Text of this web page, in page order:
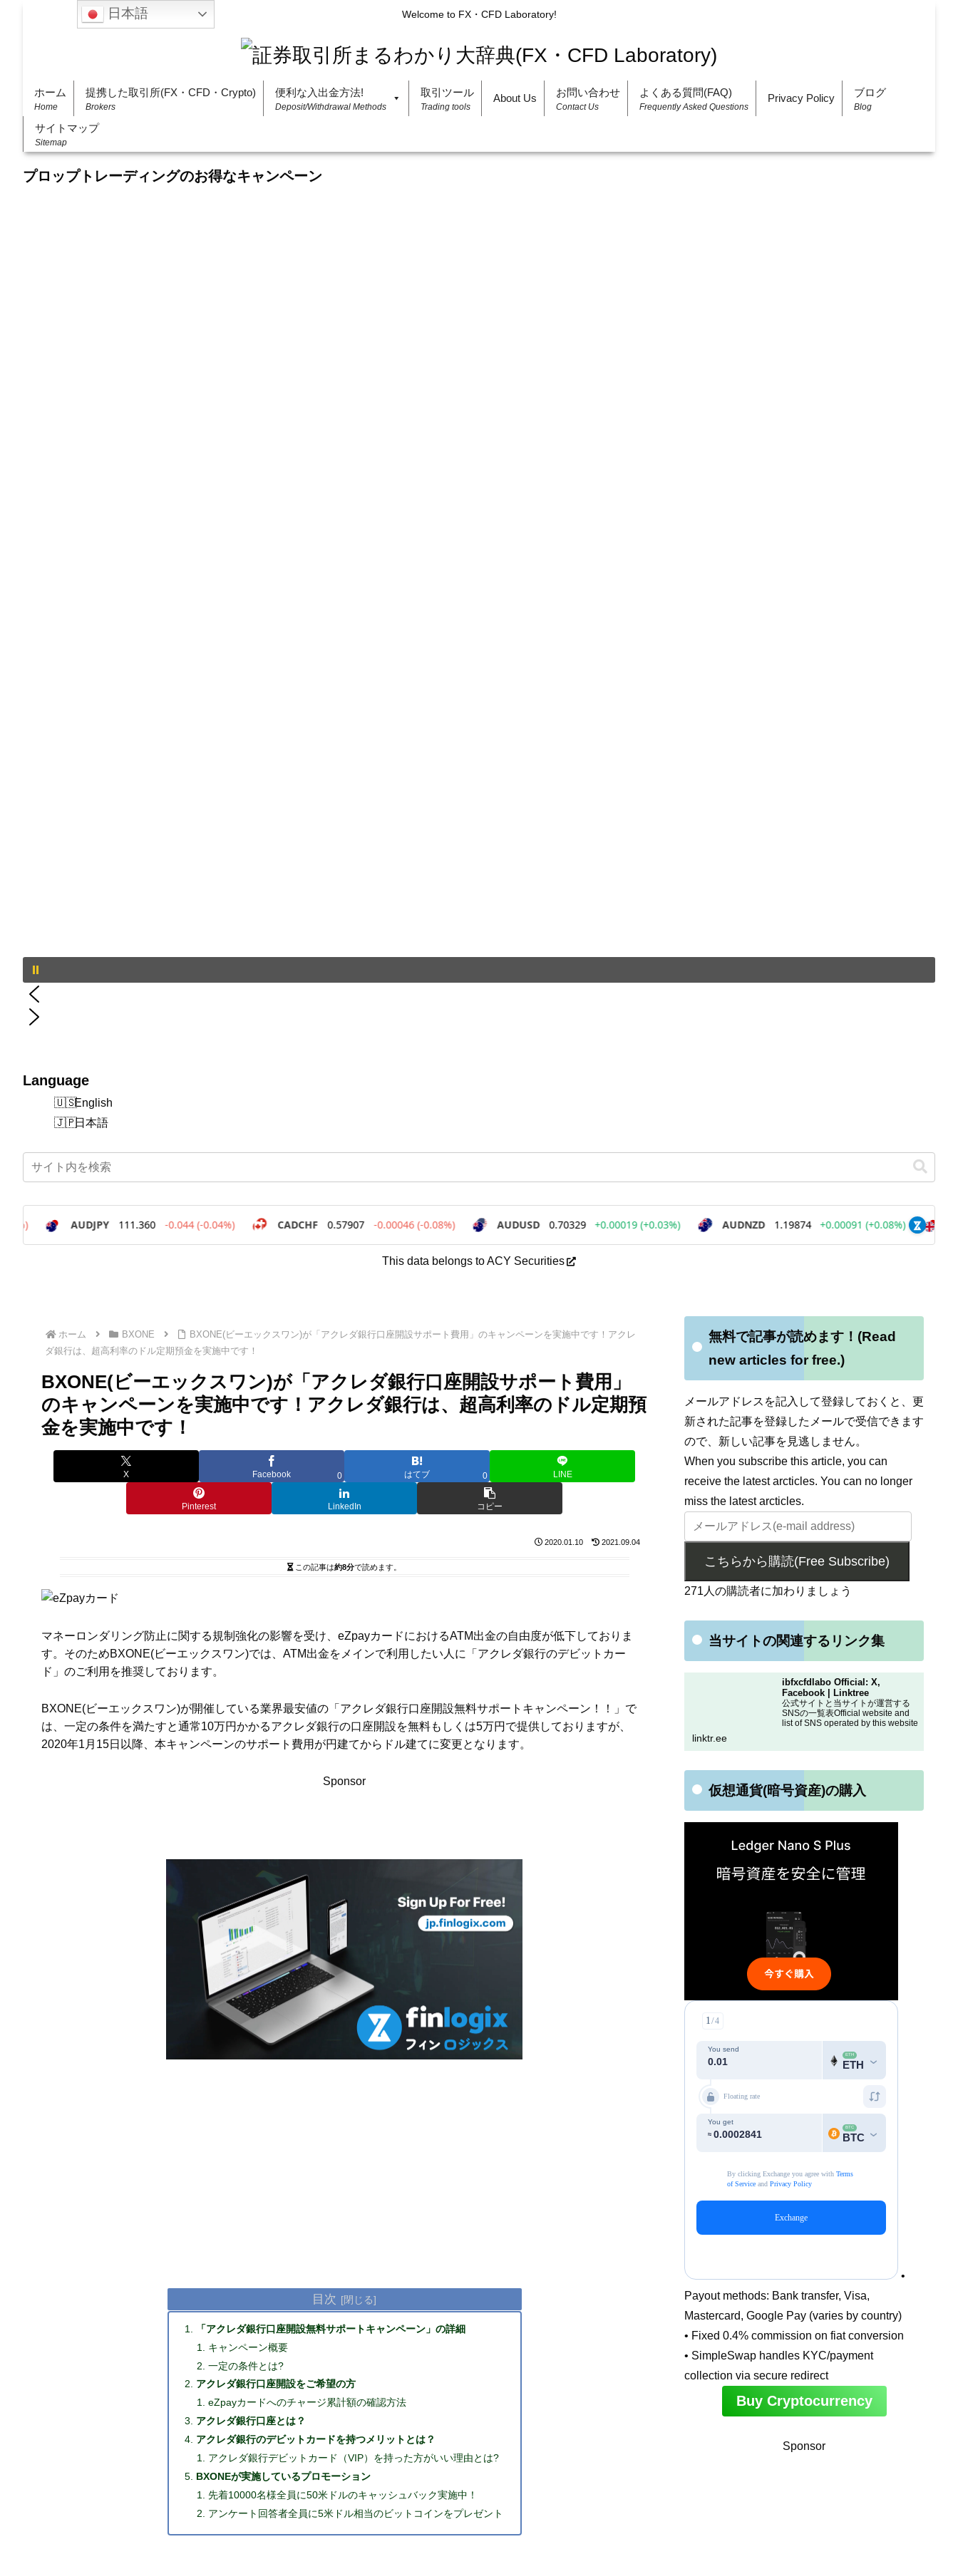
Welcome to FX・CFD Laboratory!
ホーム
Home
提携した取引所(FX・CFD・Crypto)
Brokers
便利な入出金方法!
Deposit/Withdrawal Methods
取引ツール
Trading tools
About Us お問い合わせ
Contact Us
よくある質問(FAQ)
Frequently Asked Questions
Privacy Policy ブログ
Blog
サイトマップ
Sitemap
プロップトレーディングのお得なキャンペーン
Language
English
日本語
This data belongs to ACY Securities
ホーム BXONE
BXONE(ビーエックスワン)が「アクレダ銀行口座開設サポート費用」のキャンペーンを実施中です！アクレ
ダ銀行は、超高利率のドル定期預金を実施中です！
BXONE(ビーエックスワン)が「アクレダ銀行口座開設サポート費用」
のキャンペーンを実施中です！アクレダ銀行は、超高利率のドル定期預
金を実施中です！
X Facebook 0 はてブ 0 LINE
Pinterest LinkedIn コピー
2020.01.10 2021.09.04
この記事は約8分で読めます。
マネーロンダリング防止に関する規制強化の影響を受け、eZpayカードにおけるATM出金の自由度が低下しておりま
す。そのためBXONE(ビーエックスワン)では、ATM出金をメインで利用したい人に「アクレダ銀行のデビットカー
ド」のご利用を推奨しております。
BXONE(ビーエックスワン)が開催している業界最安値の「アクレダ銀行口座開設無料サポートキャンペーン！！」で
は、一定の条件を満たすと通常10万円かかるアクレダ銀行の口座開設を無料もしくは5万円で提供しておりますが、
2020年1月15日以降、本キャンペーンのサポート費用が円建てからドル建てに変更となります。
Sponsor
目次
「アクレダ銀行口座開設無料サポートキャンペーン」の詳細
キャンペーン概要
一定の条件とは?
アクレダ銀行口座開設をご希望の方
eZpayカードへのチャージ累計額の確認方法
アクレダ銀行口座とは？
アクレダ銀行のデビットカードを持つメリットとは？
アクレダ銀行デビットカード（VIP）を持った方がいい理由とは?
BXONEが実施しているプロモーション
先着10000名様全員に50米ドルのキャッシュバック実施中！
アンケート回答者全員に5米ドル相当のビットコインをプレゼント
無料で記事が読めます！(Read
new articles for free.)
メールアドレスを記入して登録しておくと、更
新された記事を登録したメールで受信できます
ので、新しい記事を見逃しません。
When you subscribe this article, you can
receive the latest arcticles. You can no longer
miss the latest arcticles.
こちらから購読(Free Subscribe)
271人の購読者に加わりましょう
当サイトの関連するリンク集
ibfxcfdlabo Official: X,
Facebook | Linktree
公式サイトと当サイトが運営する
SNSの一覧表Official website and
list of SNS operated by this website
linktr.ee
仮想通貨(暗号資産)の購入
•
Payout methods: Bank transfer, Visa,
Mastercard, Google Pay (varies by country)
• Fixed 0.4% commission on fiat conversion
• SimpleSwap handles KYC/payment
collection via secure redirect
Buy Cryptocurrency
Sponsor
日本語